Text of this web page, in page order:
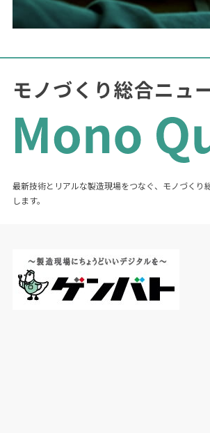
最新技術とリアルな製造現場をつなぐ、モノづく
します。